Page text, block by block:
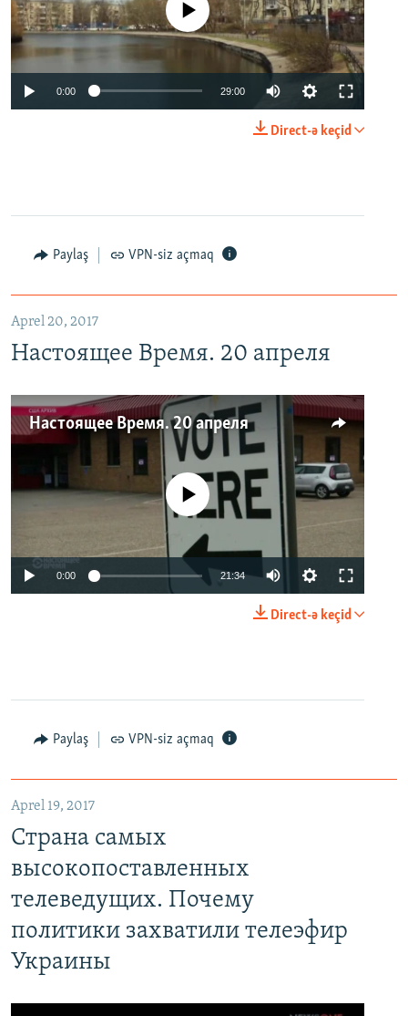
No media source currently available
0:00 29:00
Direct-ə keçid
Paylaş VPN-siz açmaq
Aprel 20, 2017
Настоящее Время. 20 апреля
Настоящее Время. 20 апреля
No media source currently available
0:00 21:34
Direct-ə keçid
Paylaş VPN-siz açmaq
Aprel 19, 2017
Страна самых
высокопоставленных
телеведущих. Почему
политики захватили телеэфир
Украины